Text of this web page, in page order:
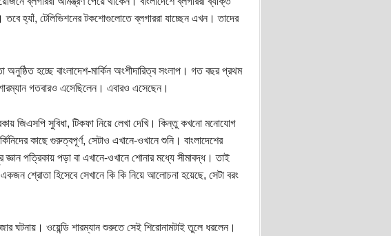
হ্যাঁ, টেলিভিশনের টকশোগুলোতে ব্লগাররা যাচ্ছেন এখন। তাদের
হচ্ছে বাংলাদেশ-মার্কিন অংশীদারিত্ব সংলাপ। গত বছর প্রথম
গতবারও এসেছিলেন। এবারও এসেছেন।
জিএসপি সুবিধা, টিকফা নিয়ে লেখা দেখি। কিন্তু কখনো মনোযোগ
কাছে গুরুত্বপূর্ণ, সেটাও এখানে-ওখানে শুনি। বাংলাদেশের
পত্রিকায় পড়া বা এখানে-ওখানে শোনার মধ্যে সীমাবদ্ধ। তাই
শ্রোতা হিসেবে সেখানে কি কি নিয়ে আলোচনা হয়েছে, সেটা বরং
ঘটনায়। ওয়েন্ডি শারম্যান শুরুতে সেই শিরোনামটাই তুলে ধরলেন।